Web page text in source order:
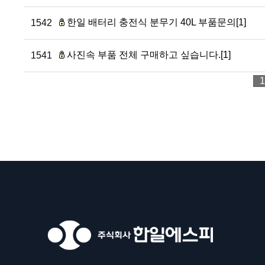
1542 한일 배터리 충전식 분무기 40L 부품문의[1]
1541 사진속 부품 전체 구매하고 싶습니다.[1]
1